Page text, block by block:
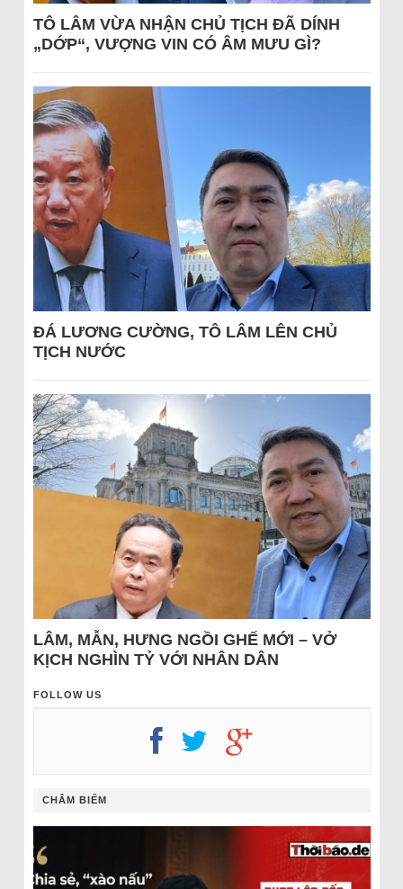
TÔ LÂM VỪA NHẬN CHỦ TỊCH ĐÃ DÍNH
„DỚP“, VƯỢNG VIN CÓ ÂM MƯU GÌ?
ĐÁ LƯƠNG CƯỜNG, TÔ LÂM LÊN CHỦ
TỊCH NƯỚC
LÂM, MẪN, HƯNG NGỒI GHẾ MỚI – VỞ
KỊCH NGHÌN TỶ VỚI NHÂN DÂN
FOLLOW US
CHÂM BIẾM